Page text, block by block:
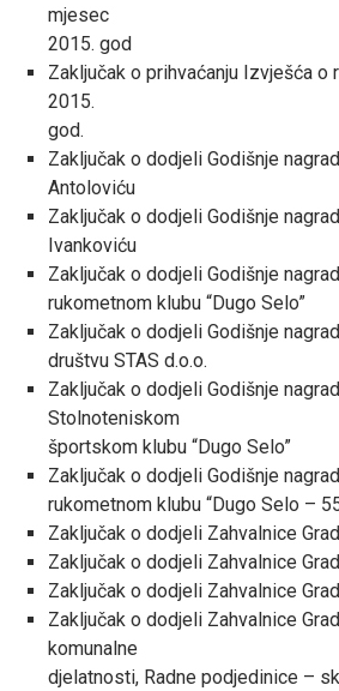
mjesec
2015. god
Zaključak o prihvaćanju Izvješća
2015.
god.
Zaključak o dodjeli Godišnje
Antoloviću
Zaključak o dodjeli Godišnje
Ivankoviću
Zaključak o dodjeli Godišnje
rukometnom klubu “Dugo Selo”
Zaključak o dodjeli Godišnje
društvu STAS d.o.o.
Zaključak o dodjeli Godišnje
Stolnoteniskom
športskom klubu “Dugo Selo”
Zaključak o dodjeli Godišnje
rukometnom klubu “Dugo Selo –
Zaključak o dodjeli Zahvalnice
Zaključak o dodjeli Zahvalnice
Zaključak o dodjeli Zahvalnice
Zaključak o dodjeli Zahvalnice
komunalne
djelatnosti, Radne podjedinice –